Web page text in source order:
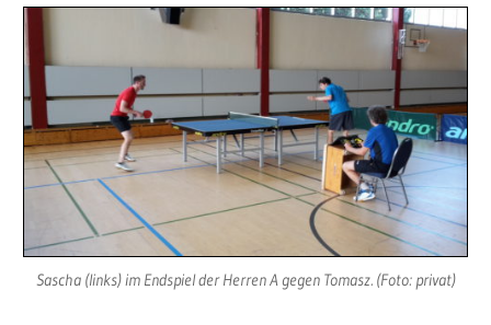
Sascha (links) im Endspiel der Herren A gegen Tomasz. (Foto: privat)